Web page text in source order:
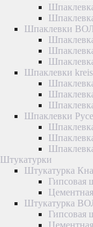
Шпаклевки
Шпаклевки
Шпаклевки
Штукатурки
Штукатурка
Гипсовая
Штукатурка
Гипсовая